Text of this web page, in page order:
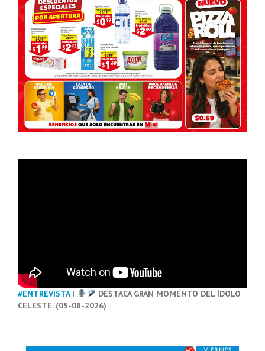
#ENTREVISTA|
DESTACA GRAN MOMENTO DEL ÍDOLO
CELESTE. (05-08-2026)